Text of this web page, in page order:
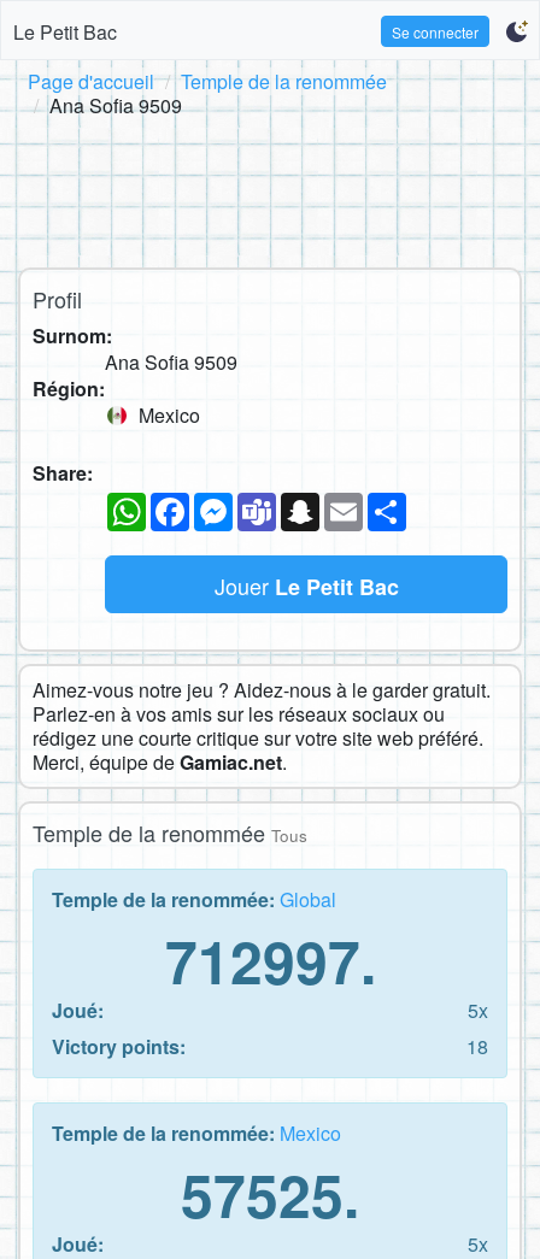
Le Petit Bac Se connecter
Page d'accueil
Temple de la renommée
Ana Sofia 9509
Profil
Surnom:
Ana Sofia 9509
Région:
Mexico
Share:
WhatsAppFacebookMessenger
TeamsSnapchat
Email
Jouer Le Petit Bac
Aimez-vous notre jeu ? Aidez-nous à le garder gratuit.
Parlez-en à vos amis sur les réseaux sociaux ou
rédigez une courte critique sur votre site web préféré.
Merci, équipe deGamiac.net.
Temple de la renommée Tous
Temple de la renommée: Global
712997.
Joué:
5x
Victory points:
18
Temple de la renommée: Mexico
57525.
Joué:
5x